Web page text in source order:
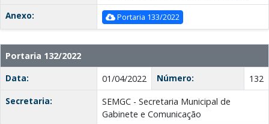
Anexo:
Portaria 133/2022
Portaria 132/2022
Data:
01/04/2022 Número:
132
Secretaria:
SEMGC - Secretaria Municipal de
Gabinete e Comunicação